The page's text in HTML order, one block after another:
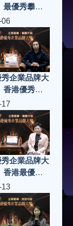
最優秀攀石
獎
06
秀企業品牌大
香港優秀企
獎
秀企業品牌大
香港最優秀
獎
13